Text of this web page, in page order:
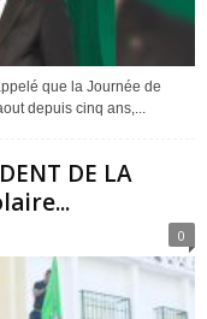
que la Journée de
depuis cinq ans,...
DE LA
0